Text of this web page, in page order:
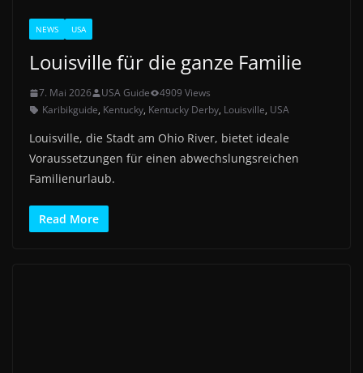
NEWS USA
Louisville für die ganze Familie
7. Mai 2026 USA Guide
4909 Views
Karibikguide, Kentucky, Kentucky Derby, Louisville, USA
Louisville, die Stadt am Ohio River, bietet ideale
Voraussetzungen für einen abwechslungsreichen
Familienurlaub.
Read More